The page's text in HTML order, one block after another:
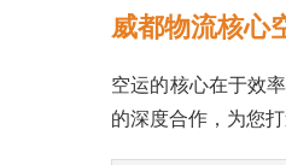
威都物流核心
空运的核心在于效
的深度合作，为您